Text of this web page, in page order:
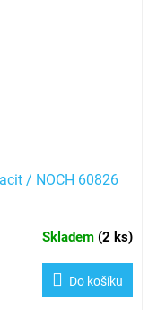
/ NOCH 60826
Skladem (2 ks)
Do košíku